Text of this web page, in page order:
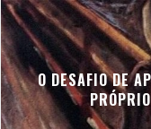
O DESAFIO DE